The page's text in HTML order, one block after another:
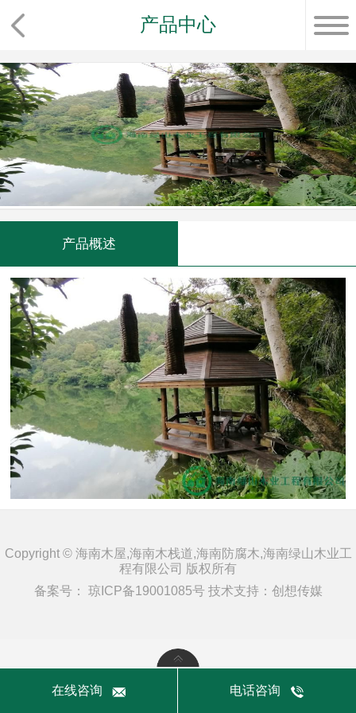
产品中心
产品概述
Copyright © 海南木屋,海南木栈道,海南防腐木,海南绿山木业工
程有限公司 版权所有
备案号：
琼ICP备19001085号技术支持： 创想传媒
在线咨询 电话咨询